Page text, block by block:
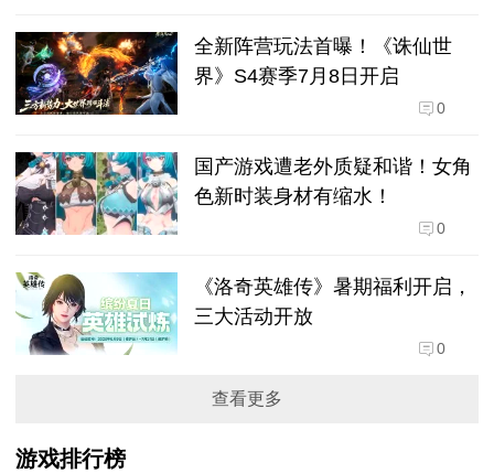
全新阵营玩法首曝！《诛仙世
界》S4赛季7月8日开启
0
国产游戏遭老外质疑和谐！女角
色新时装身材有缩水！
0
《洛奇英雄传》暑期福利开启，
三大活动开放
0
查看更多
游戏排行榜